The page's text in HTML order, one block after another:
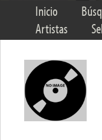
Inicio
Artistas